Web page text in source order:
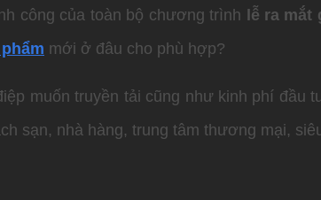
công của toàn bộ chương trình lễ ra
mới ở đâu cho phù hợp?
muốn truyền tải cũng như kinh phí
sạn, nhà hàng, trung tâm thương mại,